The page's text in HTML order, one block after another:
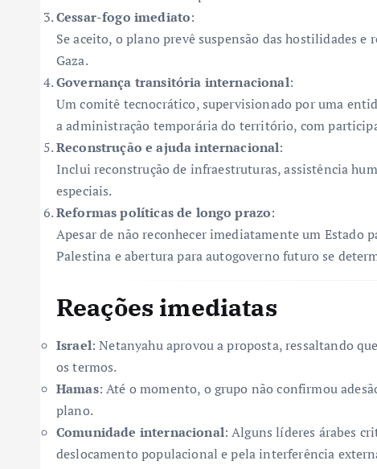
Cessar-fogo imediato:
Se aceito, o plano prevê suspensão das hostilidades e
Gaza.
Governança transitória internacional:
Um comitê tecnocrático, supervisionado por uma
a administração temporária do território, com
Reconstrução e ajuda internacional:
Inclui reconstrução de infraestruturas, assistência
especiais.
Reformas políticas de longo prazo:
Apesar de não reconhecer imediatamente um
Palestina e abertura para autogoverno futuro se
Reações imediatas
Israel: Netanyahu aprovou a proposta, ressaltando
os termos.
Hamas: Até o momento, o grupo não confirmou
plano.
Comunidade internacional: Alguns líderes árabes
deslocamento populacional e pela interferência